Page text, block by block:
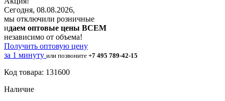
Сегодня, 08.08.2026,
мы отключили розничные
идаем оптовые цены ВСЕМ
независимо от объема!
Получить оптовую цену
за 1 минуту или позвоните +7 495 789-42-15
Код товара: 131600
Наличие